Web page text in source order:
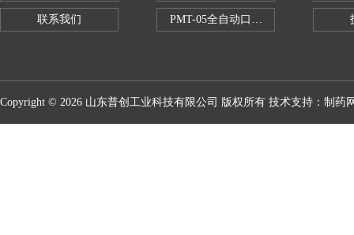
联系我们 PMT-05全自动口红折断力测试仪
Copyright © 2026 山东普创工业科技有限公司 版权所有 技术支持： 制药